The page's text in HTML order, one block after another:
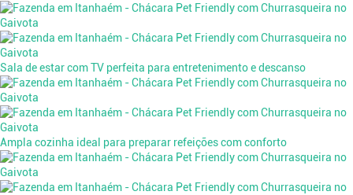
Sala de estar com TV perfeita para entretenimento e descanso
Ampla cozinha ideal para preparar refeições com conforto